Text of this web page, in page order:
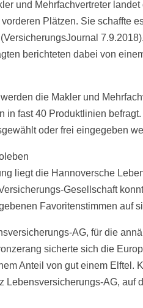
und Mehrfachvertreter landet
Plätzen. Sie schaffte
berichteten dabei von
die Makler und
in fast 40 Produktlinien
oder frei eingegeben
liegt die Hannoversche
Gesellschaft
Favoritenstimmen auf
AG, für die
sicherte sich die
Anteil von gut einem Elftel.
Lebensversicherungs-AG, auf